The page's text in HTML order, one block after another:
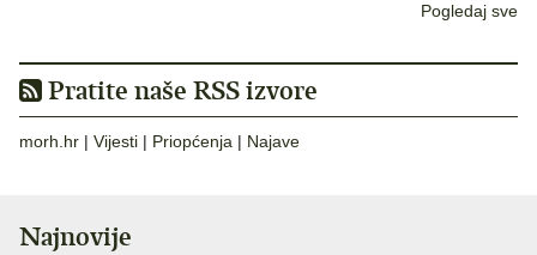
Pogledaj sve
Pratite naše RSS izvore
morh.hr | Vijesti | Priopćenja | Najave
Najnovije